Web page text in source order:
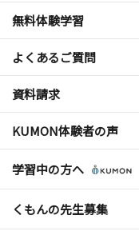
無料体験学習
よくあるご質問
資料請求
KUMON体験者の声
学習中の方へ
くもんの先生募集